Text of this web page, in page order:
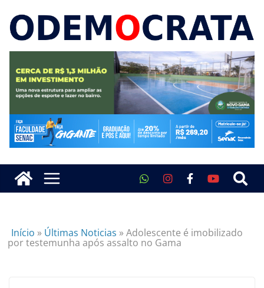
Início » Últimas Noticias »Adolescente é imobilizado
por testemunha após assalto no Gama